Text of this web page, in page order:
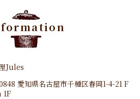
Jules
愛知県名古屋市千種区春岡1-4-21 F